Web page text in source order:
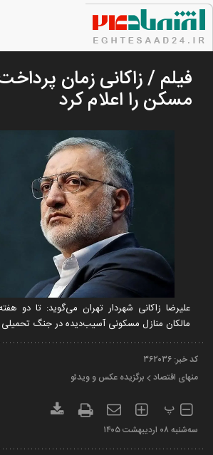
فیلم / زاکانی زمان
مسکن را اعلام کرد
علیرضا زاکانی شهردار تهران می‌گوید: تا دو
مالکان منازل مسکونی آسیب‌دیده در جنگ
کد خبر: ۳۶۲۰۳۶
منهای اقتصاد
برگزیده عکس و ویدئو
پ
سه‌شنبه ۰۸ ارديبهشت ۱۴۰۵